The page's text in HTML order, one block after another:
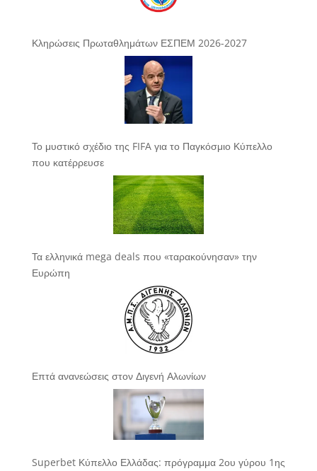
Κληρώσεις Πρωταθλημάτων ΕΣΠΕΜ 2026-2027
Το μυστικό σχέδιο της FIFA για το Παγκόσμιο Κύπελλο
που κατέρρευσε
Τα ελληνικά mega deals που «ταρακούνησαν» την
Ευρώπη
Επτά ανανεώσεις στον Διγενή Αλωνίων
Superbet Κύπελλο Ελλάδας: πρόγραμμα 2ου γύρου 1ης